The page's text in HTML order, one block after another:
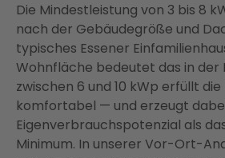
Die Mindestleistung von 3 bis 8
nach der Gebäudegröße und
typisches Essener
Wohnfläche bedeutet das in der
zwischen 6 und 10 kWp erfüllt
komfortabel — und erzeugt
Eigenverbrauchspotenzial als
Minimum. In unserer Vor-Ort-